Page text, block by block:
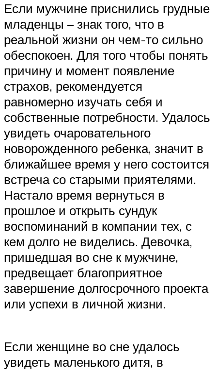
Если мужчине приснились грудные
младенцы – знак того, что в
реальной жизни он чем-то сильно
обеспокоен. Для того чтобы понять
причину и момент появление
страхов, рекомендуется
равномерно изучать себя и
собственные потребности. Удалось
увидеть очаровательного
новорожденного ребенка, значит в
ближайшее время у него состоится
встреча со старыми приятелями.
Настало время вернуться в
прошлое и открыть сундук
воспоминаний в компании тех, с
кем долго не виделись. Девочка,
пришедшая во сне к мужчине,
предвещает благоприятное
завершение долгосрочного проекта
или успехи в личной жизни.
Если женщине во сне удалось
увидеть маленького дитя, в